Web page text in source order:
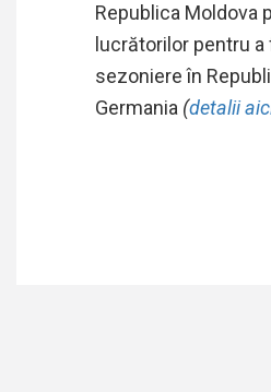
Republica Moldova
lucrătorilor pentru
sezoniere în
Germania (detalii